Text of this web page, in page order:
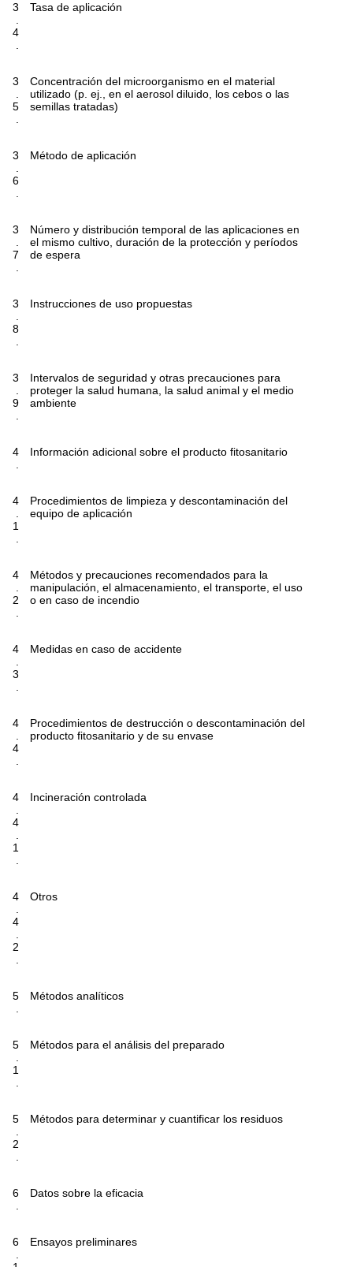
3
.
4
.
Tasa de aplicación
3
.
5
.
Concentración del microorganismo en el material
utilizado (p. ej., en el aerosol diluido, los cebos o las
semillas tratadas)
3
.
6
.
Método de aplicación
3
.
7
.
Número y distribución temporal de las aplicaciones en
el mismo cultivo, duración de la protección y períodos
de espera
3
.
8
.
Instrucciones de uso propuestas
3
.
9
.
Intervalos de seguridad y otras precauciones para
proteger la salud humana, la salud animal y el medio
ambiente
4
.
Información adicional sobre el producto fitosanitario
4
.
1
.
Procedimientos de limpieza y descontaminación del
equipo de aplicación
4
.
2
.
Métodos y precauciones recomendados para la
manipulación, el almacenamiento, el transporte, el uso
o en caso de incendio
4
.
3
.
Medidas en caso de accidente
4
.
4
.
Procedimientos de destrucción o descontaminación del
producto fitosanitario y de su envase
4
.
4
.
1
.
Incineración controlada
4
.
4
.
2
.
Otros
5
.
Métodos analíticos
5
.
1
.
Métodos para el análisis del preparado
5
.
2
.
Métodos para determinar y cuantificar los residuos
6
.
Datos sobre la eficacia
6
.
Ensayos preliminares